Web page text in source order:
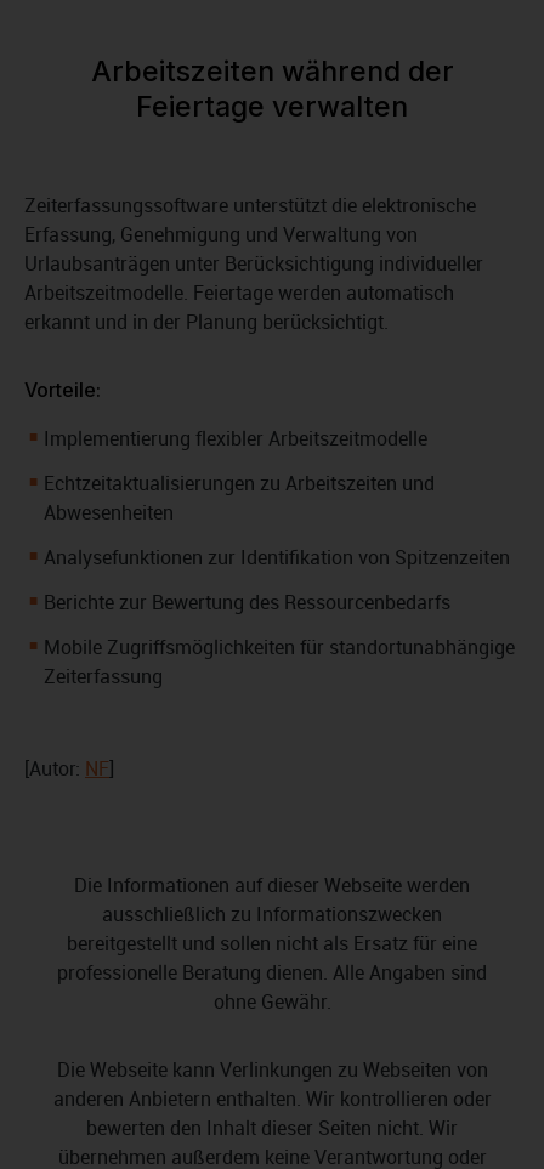
Arbeitszeiten während der
Feiertage verwalten
Zeiterfassungssoftware unterstützt die elektronische
Erfassung, Genehmigung und Verwaltung von
Urlaubsanträgen unter Berücksichtigung individueller
Arbeitszeitmodelle. Feiertage werden automatisch
erkannt und in der Planung berücksichtigt.
Vorteile:
Implementierung flexibler Arbeitszeitmodelle
Echtzeitaktualisierungen zu Arbeitszeiten und
Abwesenheiten
Analysefunktionen zur Identifikation von Spitzenzeiten
Berichte zur Bewertung des Ressourcenbedarfs
Mobile Zugriffsmöglichkeiten für standortunabhängige
Zeiterfassung
[Autor: NF]
Die Informationen auf dieser Webseite werden
ausschließlich zu Informationszwecken
bereitgestellt und sollen nicht als Ersatz für eine
professionelle Beratung dienen. Alle Angaben sind
ohne Gewähr.
Die Webseite kann Verlinkungen zu Webseiten von
anderen Anbietern enthalten. Wir kontrollieren oder
bewerten den Inhalt dieser Seiten nicht. Wir
übernehmen außerdem keine Verantwortung oder